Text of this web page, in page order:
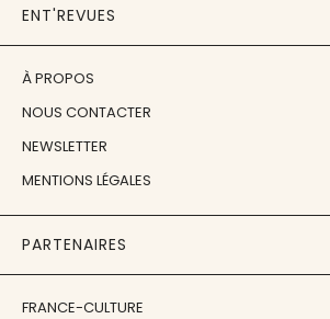
ENT'REVUES
À PROPOS
NOUS CONTACTER
NEWSLETTER
MENTIONS LÉGALES
PARTENAIRES
FRANCE-CULTURE